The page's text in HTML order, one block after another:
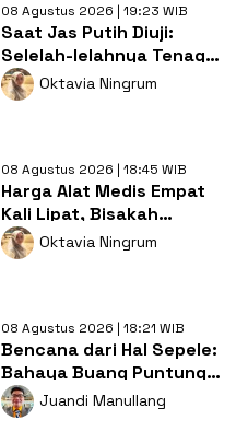
08 Agustus 2026 | 19:23 WIB
Saat Jas Putih Diuji:
Selelah-lelahnya Tenaga
Kesehatan, Tetap Lebih
Melelahkan Jadi Pasien
Oktavia Ningrum
08 Agustus 2026 | 18:45 WIB
Harga Alat Medis Empat
Kali Lipat, Bisakah
Layanan Kesehatan
Tetap Murah?
Oktavia Ningrum
08 Agustus 2026 | 18:21 WIB
Bencana dari Hal Sepele:
Bahaya Buang Puntung
Rokok Sembarangan di
Musim Kemarau
Juandi Manullang